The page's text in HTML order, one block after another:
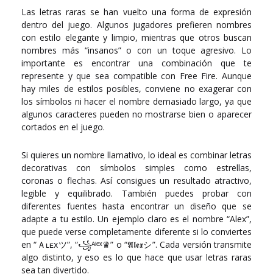
Las letras raras se han vuelto una forma de expresión
dentro del juego. Algunos jugadores prefieren nombres
con estilo elegante y limpio, mientras que otros buscan
nombres más “insanos” o con un toque agresivo. Lo
importante es encontrar una combinación que te
represente y que sea compatible con Free Fire. Aunque
hay miles de estilos posibles, conviene no exagerar con
los símbolos ni hacer el nombre demasiado largo, ya que
algunos caracteres pueden no mostrarse bien o aparecer
cortados en el juego.
Si quieres un nombre llamativo, lo ideal es combinar letras
decorativas con símbolos simples como estrellas,
coronas o flechas. Así consigues un resultado atractivo,
legible y equilibrado. También puedes probar con
diferentes fuentes hasta encontrar un diseño que se
adapte a tu estilo. Un ejemplo claro es el nombre “Alex”,
que puede verse completamente diferente si lo conviertes
en “Ａʟᴇxツ”, “꧁ᴬˡᵉˣ♛” o “𝕬𝖑𝖊𝖝シ”. Cada versión transmite
algo distinto, y eso es lo que hace que usar letras raras
sea tan divertido.